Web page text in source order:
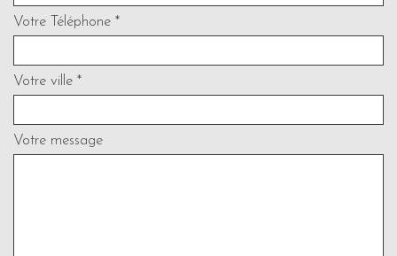
Votre Téléphone *
Votre ville *
Votre message